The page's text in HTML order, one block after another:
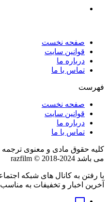
صفحه نخست
قوانین سایت
درباره ما
تماس با ما
فهرست
صفحه نخست
قوانین سایت
درباره ما
تماس با ما
کلیه حقوق مادی و معنوی ترجمه
می باشد razfilm © 2018-2024
آخرین اخبار و تخفیفات به